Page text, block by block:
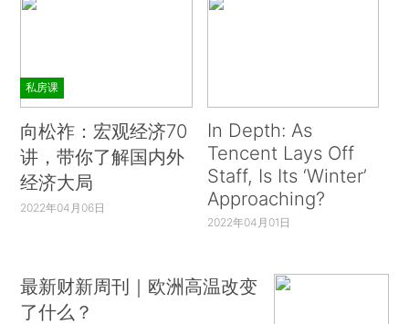
私房课
向松祚：宏观经济70
讲，带你了解国内外
经济大局
2022年04月06日
In Depth: As
Tencent Lays Off
Staff, Is Its ‘Winter’
Approaching?
2022年04月01日
最新财新周刊｜欧洲高温改变
了什么？